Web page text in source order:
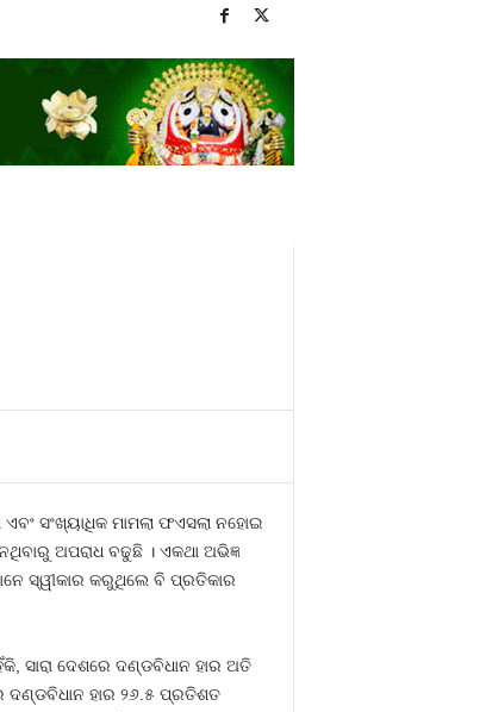
ସଂଖ୍ୟାଧିକ ମାମଲା ଫଏସଲା ନହୋଇ
ଅପରାଧ ବଢୁଛି । ଏକଥା ଅଭିଜ୍ଞ
ସ୍ୱୀକାର କରୁଥିଲେ ବି ପ୍ରତିକାର
ସାରା ଦେଶରେ ଦଣ୍ଡବିଧାନ ହାର ଅତି
ଦଣ୍ଡବିଧାନ ହାର ୨୬.୫ ପ୍ରତିଶତ